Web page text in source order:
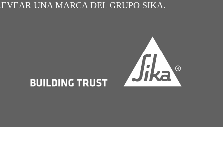
UNA MARCA DEL GRUPO SIKA.